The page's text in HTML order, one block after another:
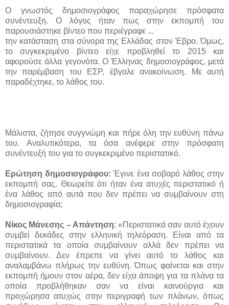
Ο γνωστός δημοσιογράφος παραχώρησε πρόσφατα
συνέντευξη. Ο λόγος ήταν πως στην εκπομπή του
παρουσιάστηκε βίντεο που περιέγραφε ...
την κατάσταση στα σύνορα της Ελλάδας στον Έβρο. Όμως,
το συγκεκριμένο βίντεο είχε προβληθεί το 2015 και
αφορούσε άλλα γεγονότα. Ο Έλληνας δημοσιογράφος, μετά
την παρέμβαση του ΕΣΡ, έβγαλε ανακοίνωση. Με αυτή
παραδέχτηκε, το λάθος του.
Μάλιστα, ζήτησε συγγνώμη και πήρε όλη την ευθύνη πάνω
του. Αναλυτικότερα, τα όσα ανέφερε στην πρόσφατη
συνέντευξή του για το συγκεκριμένο περιστατικό.
Ερώτηση δημοσιογράφου: Έγινε ένα σοβαρό λάθος στην
εκπομπή σας. Θεωρείτε ότι ήταν ένα ατυχές περιστατικό ή
ένα λάθος από αυτά που δεν πρέπει να συμβαίνουν στη
δημοσιογραφία;
Νίκος Μάνεσης – Απάντηση: «Περιστατικά σαν αυτό έχουν
συμβεί δεκάδες στην ελληνική τηλεόραση. Είναι από τα
περιστατικά τα οποία συμβαίνουν αλλά δεν πρέπει να
συμβαίνουν. Δεν έπρεπε να γίνει αυτό το λάθος και
αναλαμβάνω πλήρως την ευθύνη. Όπως φαίνεται και στην
εκπομπή ήμουν στον αέρα, δεν είχα άποψη για τα πλάνα τα
οποία προβλήθηκαν σαν να είναι καινούργια και
προχώρησα ατυχώς στην περιγραφή των πλάνων, όπως